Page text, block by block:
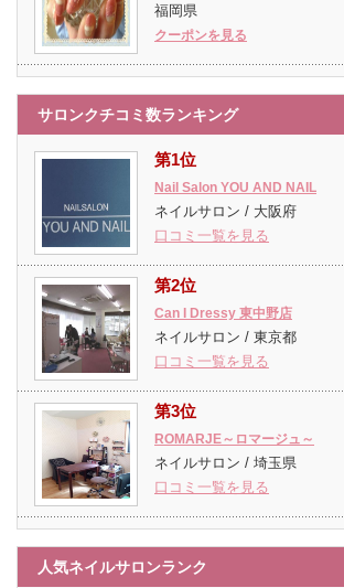
福岡県
クーポンを見る
サロンクチコミ数ランキング
第1位
Nail Salon YOU AND NAIL
ネイルサロン / 大阪府
口コミ一覧を見る
第2位
Can I Dressy 東中野店
ネイルサロン / 東京都
口コミ一覧を見る
第3位
ROMARJE～ロマージュ～
ネイルサロン / 埼玉県
口コミ一覧を見る
人気ネイルサロンランク